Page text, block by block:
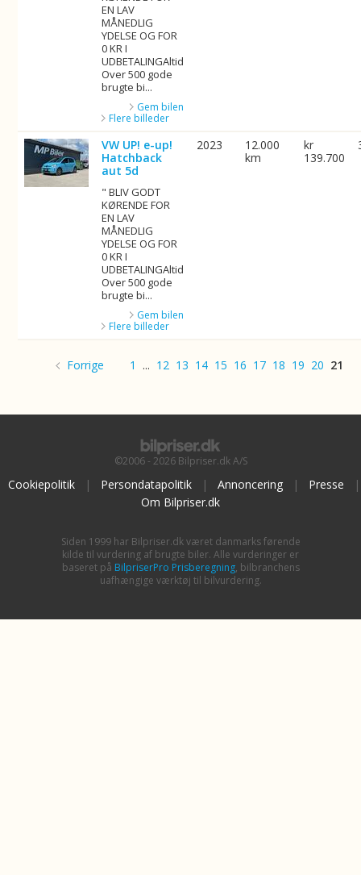
EN LAV
MÅNEDLIG
YDELSE OG FOR
0 KR I
UDBETALINGAltid
Over 500 gode
brugte bi...
Gem bilen
Flere billeder
VW UP! e-up!
Hatchback
aut 5d
" BLIV GODT
KØRENDE FOR
EN LAV
MÅNEDLIG
YDELSE OG FOR
0 KR I
UDBETALINGAltid
Over 500 gode
brugte bi...
Gem bilen
Flere billeder
2023
12.000
km
kr
139.700
Forrige 1 ... 12 13 14 15 16 17 18 19 20 21
©2006 - 2026 Bilpriser.dk A/S
Cookiepolitik | Persondatapolitik | Annoncering | Presse
|
Om Bilpriser.dk
Siden 1999 har Bilpriser.dk været danmarks førende
kilde til vurdering af brugte biler. Alle vurderinger er
baseret på BilpriserPro Prisberegning, bilbranchens
uafhængige værktøj til bilvurdering.